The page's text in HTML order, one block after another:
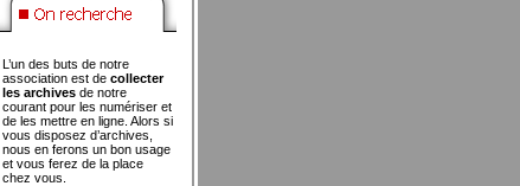
L’un des buts de notre
association est de collecter
les archives de notre
courant pour les numériser et
de les mettre en ligne. Alors si
vous disposez d’archives,
nous en ferons un bon usage
et vous ferez de la place
chez vous.